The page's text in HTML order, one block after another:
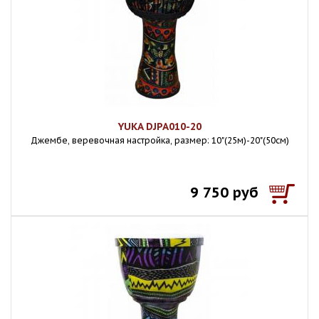
YUKA DJPA010-20
Джембе, веревочная настройка, размер: 10"(25м)-20"(50см)
9 750 руб